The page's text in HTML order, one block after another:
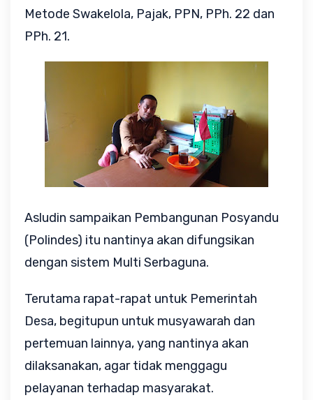
Metode Swakelola, Pajak, PPN, PPh. 22 dan
PPh. 21.
Asludin sampaikan Pembangunan Posyandu
(Polindes) itu nantinya akan difungsikan
dengan sistem Multi Serbaguna.
Terutama rapat-rapat untuk Pemerintah
Desa, begitupun untuk musyawarah dan
pertemuan lainnya, yang nantinya akan
dilaksanakan, agar tidak menggagu
pelayanan terhadap masyarakat.